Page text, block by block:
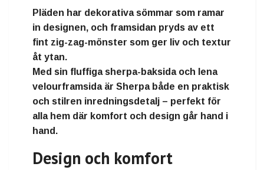
Pläden har dekorativa sömmar som ramar
in designen, och framsidan pryds av ett
fint zig-zag-mönster som ger liv och textur
åt ytan.
Med sin fluffiga sherpa-baksidaoch lena
velourframsida är Sherpa både en praktisk
och stilren inredningsdetalj – perfekt för
alla hem där komfort och design går hand i
hand.
Design och komfort